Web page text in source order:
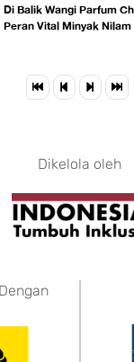
Di Balik Wangi Parfum
Peran Vital Minyak Nilam
Dikelola oleh